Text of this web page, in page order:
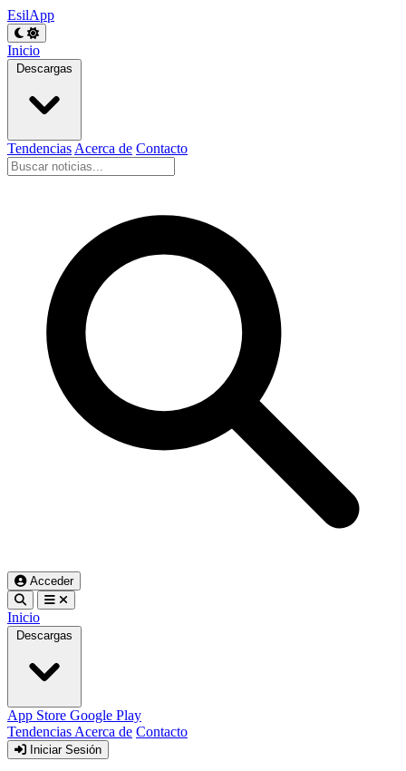
EsilApp
Inicio
Descargas
Tendencias Acerca de Contacto
Acceder
Inicio
Descargas
App Store Google Play
Tendencias Acerca de Contacto
Iniciar Sesión